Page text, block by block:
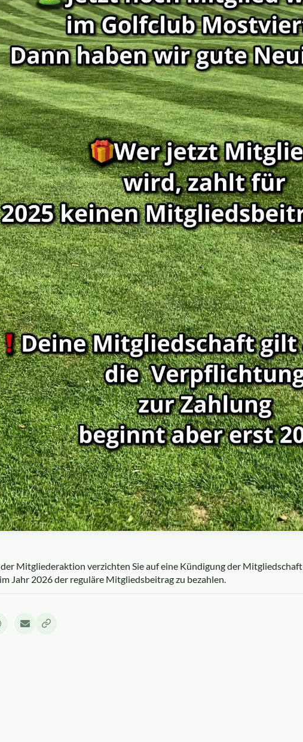
Mitgliederaktion verzichten Sie auf eine Kündigung der Mitgliedschaft
Jahr 2026 der reguläre Mitgliedsbeitrag zu bezahlen.